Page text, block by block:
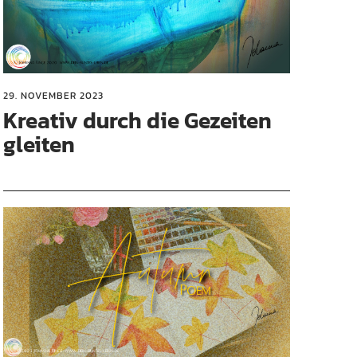
29. NOVEMBER 2023
Kreativ durch die Gezeiten
gleiten